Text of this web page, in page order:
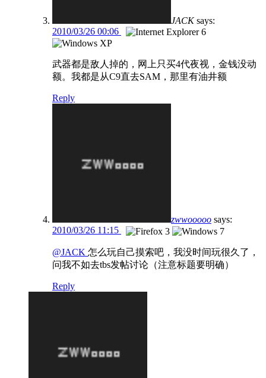
JACK says:
2010/03/26 00:06
武器都是敌人掉的，网上只买4代夜视，金钱没动
额。我都是从C9直去SAM，那里有油井额
Reply
zwwooooo says:
2010/03/26 11:15
@JACK 怎么玩自己摸索吧，我没时间玩很久了，
问我不如去tbs发帖讨论（注意标题要明确）
Reply